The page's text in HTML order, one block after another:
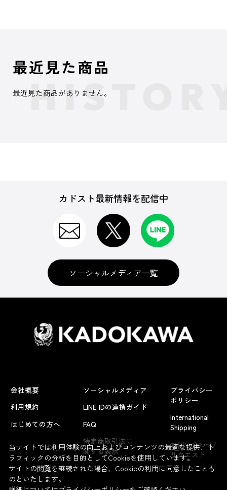
よくあるお問い合わせ
最近見た商品
最近見た商品がありません。
カドスト最新情報を配信中
ソーシャルメディア一覧
会社概要
利用規約
はじめての方へ
ソーシャルメディア
LINE IDの連携ガイド
FAQ
特定商取引法に
関する表示
プライバシー
ポリシー
International
Shipping
お問い合わせ/
リクエスト
当サイトでは利用体験の向上およびコンテンツの最適な提供、ト
ラフィックの分析を目的としてCookieを使用しています。
サイトの閲覧を継続された場合、Cookieの利用に同意したことも
のといたします。